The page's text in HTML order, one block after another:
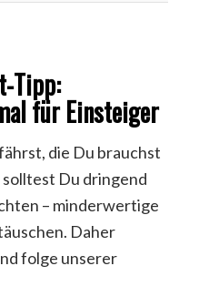
Tipp:
für Einsteiger
die Du brauchst
Du dringend
– minderwertige
Daher
folge unserer